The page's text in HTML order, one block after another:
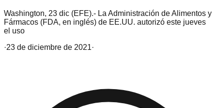
Washington, 23 dic (EFE).- La Administración de Alimentos y
Fármacos (FDA, en inglés) de EE.UU. autorizó este jueves
el uso
·23 de diciembre de 2021·